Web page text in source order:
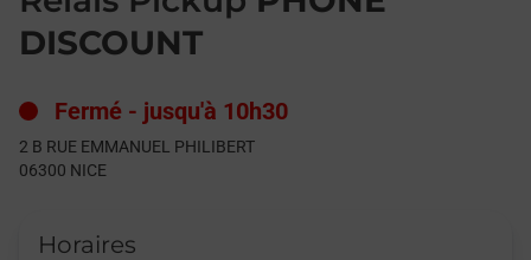
DISCOUNT
Fermé - jusqu'à 10h30
2 B RUE EMMANUEL PHILIBERT
06300 NICE
Horaires